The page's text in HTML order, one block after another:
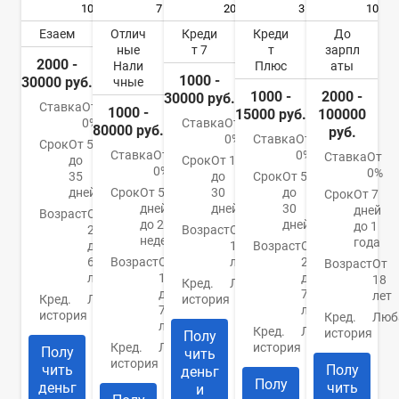
10
Езаем
2000 -
30000 руб.
СтавкаОт
0%
СрокОт 5
до
35
дней
ВозрастОт
20
до
65
лет
Кред.
история
Любая
Полу
чить
деньг
7
Отлич
ные
Нали
чные
1000 -
80000 руб.
СтавкаОт
0%
СрокОт 5
дней
до 24
недель
ВозрастОт
18
до
70
лет
Кред.
история
Любая
20
Креди
т 7
1000 -
30000 руб.
СтавкаОт
0%
СрокОт 1
до
30
дней
ВозрастОт
18
лет
Кред.
история
Любая
Полу
чить
деньг
и
3
Креди
т
Плюс
1000 -
15000 руб.
СтавкаОт
0%
СрокОт 5
до
30
дней
ВозрастОт
22
до
70
лет
Кред.
история
Любая
Полу
10
До
зарпл
аты
2000 -
100000
руб.
СтавкаОт
0%
СрокОт 7
дней
до 1
года
ВозрастОт
18
лет
Кред.
история
Полу
чить